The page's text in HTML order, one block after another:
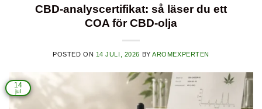
CBD-analyscertifikat: så läser du ett
COA för CBD-olja
POSTED ON 14 JULI, 2026 BYAROMEXPERTEN
14
jul